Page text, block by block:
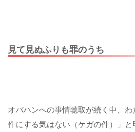
見て見ぬふりも罪のうち
オバハンへの事情聴取が続く中、
件にする気はない（ケガの件）」